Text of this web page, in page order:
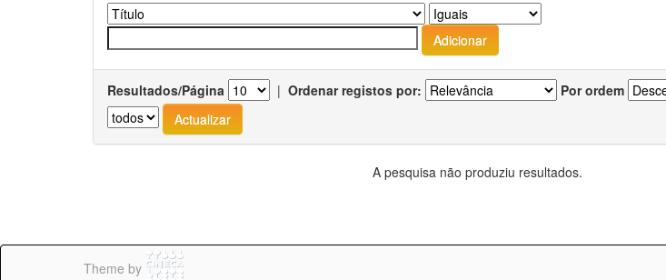
Resultados/Página | Ordenar registos por: Por ordem
A pesquisa não produziu resultados.
Theme by